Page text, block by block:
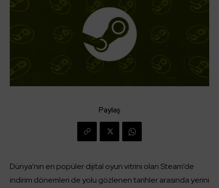
Paylaş
Dünya’nın en popüler dijital oyun vitrini olan Steam’de
indirim dönemleri de yolu gözlenen tarihler arasında yerini